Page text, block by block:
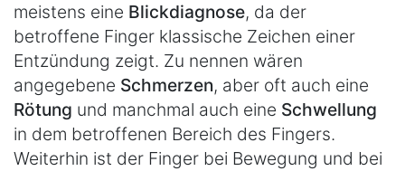
meistens eine Blickdiagnose, da der
betroffene Finger klassische Zeichen einer
Entzündung zeigt. Zu nennen wären
angegebene Schmerzen, aber oft auch eine
Rötung und manchmal auch eine Schwellung
in dem betroffenen Bereich des Fingers.
Weiterhin ist der Finger bei Bewegung und bei